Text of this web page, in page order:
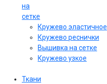
на
сетке
Кружево эластичное
Кружево реснички
Вышивка на сетке
Кружево узкое
Ткани